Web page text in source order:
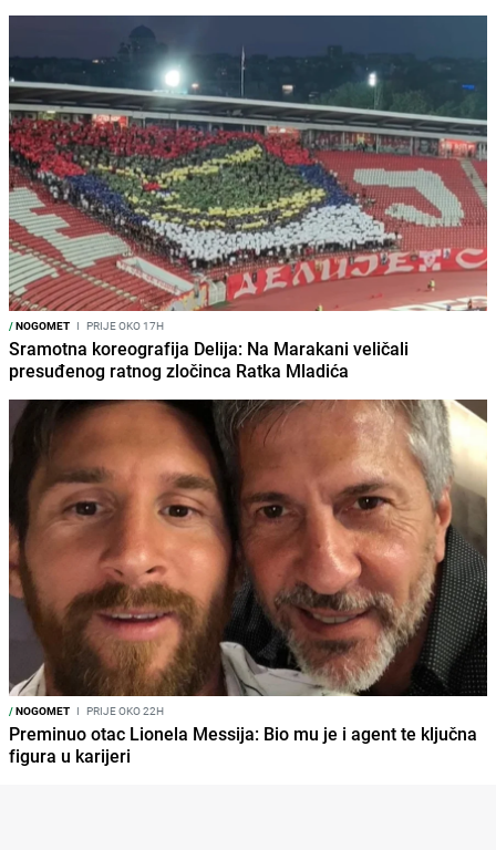
/NOGOMET I PRIJE OKO 17H
Sramotna koreografija Delija: Na Marakani veličali
presuđenog ratnog zločinca Ratka Mladića
/NOGOMET I PRIJE OKO 22H
Preminuo otac Lionela Messija: Bio mu je i agent te ključna
figura u karijeri